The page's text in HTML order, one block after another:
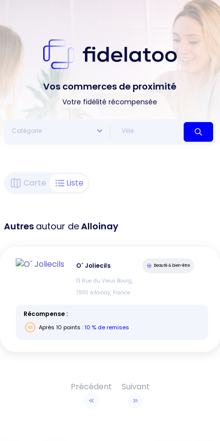
Vos commerces de proximité
Votre fidélité récompensée
Carte Liste
Autres autour deAlloinay
O´ Joliecils
13 Rue du Vieux Bourg,
79110 Alloinay, France
Beauté & bien-être
Récompense :
Après 10 points :10 % de remises
Précédent Suivant